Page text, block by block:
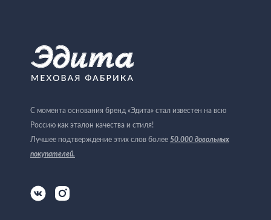
С момента основания бренд «Эдита» стал известен на всю
Россию как эталон качества и стиля!
Лучшее подтверждение этих слов более 50.000 довольных
покупателей.